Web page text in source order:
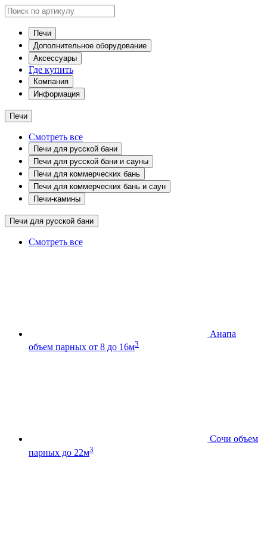
Печи
Дополнительное оборудование
Аксессуары
Где купить
Компания
Информация
Печи
Смотреть все
Печи для русской бани
Печи для русской бани и сауны
Печи для коммерческих бань
Печи для коммерческих бань и саун
Печи-камины
Печи для русской бани
Смотреть все
Анапа
объем парных от 8 до 16м3
Сочи объем
парных до 22м3